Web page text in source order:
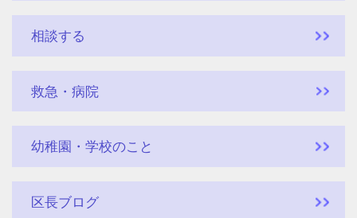
相談する
救急・病院
幼稚園・学校のこと
区長ブログ